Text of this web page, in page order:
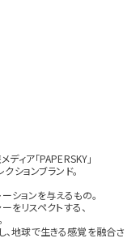
ィア「PAPERSKY」
ションブランド。
ションを与えるもの。
をリスペクトする、
、地球で生きる感覚を融合さ